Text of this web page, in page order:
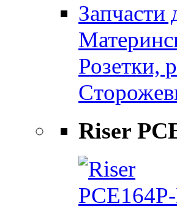
Запчасти
Розетки,
Riser